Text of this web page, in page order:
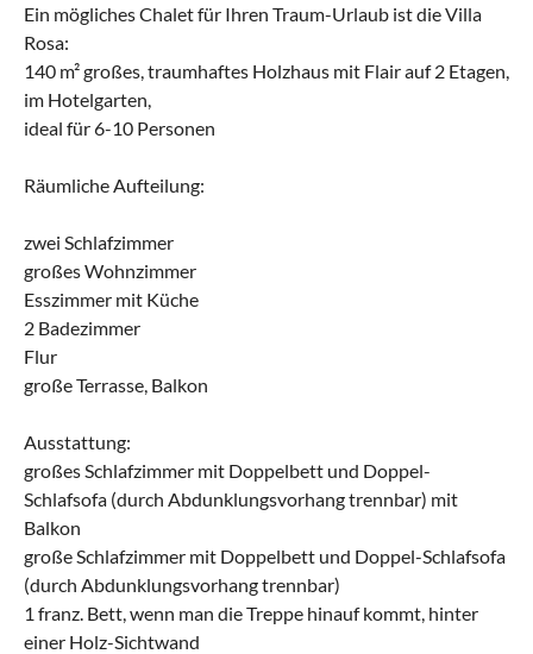
Ein mögliches Chalet für Ihren Traum-Urlaub ist die Villa
Rosa:
140 m² großes, traumhaftes Holzhaus mit Flair auf 2 Etagen,
im Hotelgarten,
ideal für 6-10 Personen
Räumliche Aufteilung:
zwei Schlafzimmer
großes Wohnzimmer
Esszimmer mit Küche
2 Badezimmer
Flur
große Terrasse, Balkon
Ausstattung:
großes Schlafzimmer mit Doppelbett und Doppel-
Schlafsofa (durch Abdunklungsvorhang trennbar) mit
Balkon
große Schlafzimmer mit Doppelbett und Doppel-Schlafsofa
(durch Abdunklungsvorhang trennbar)
1 franz. Bett, wenn man die Treppe hinauf kommt, hinter
einer Holz-Sichtwand